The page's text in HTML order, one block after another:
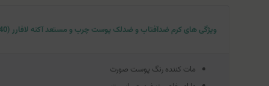
ویژگی های کرم ضدآفتاب و ضدلک پوست چرب و مستعد آکنه لافارر (SPF40)
مات ‌کننده رنگ پوست صورت